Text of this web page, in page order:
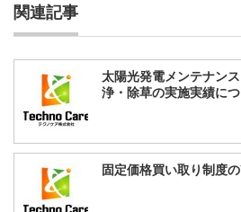
関連記事
太陽光発電メンテナン
浄・除草の実施実績に
固定価格買い取り制度